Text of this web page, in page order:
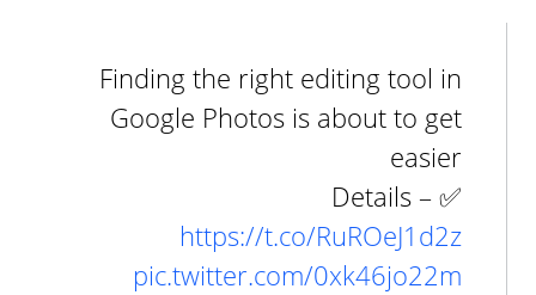
Finding the right editing tool in
Google Photos is about to get
easier
✅ Details –
https://t.co/RuROeJ1d2z
pic.twitter.com/0xk46jo22m